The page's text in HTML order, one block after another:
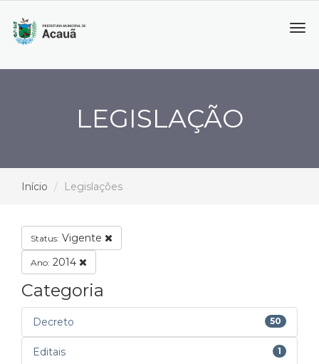
LEGISLAÇÃO
Início Legislações
Status: Vigente
Ano: 2014
Categoria
Decreto 50
Editais 1